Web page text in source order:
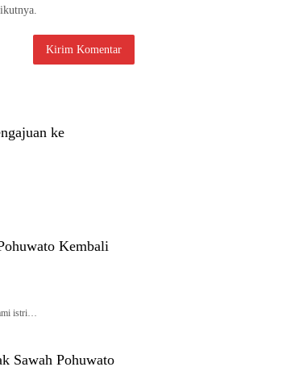
ke
Kembali
istri…
Sawah Pohuwato